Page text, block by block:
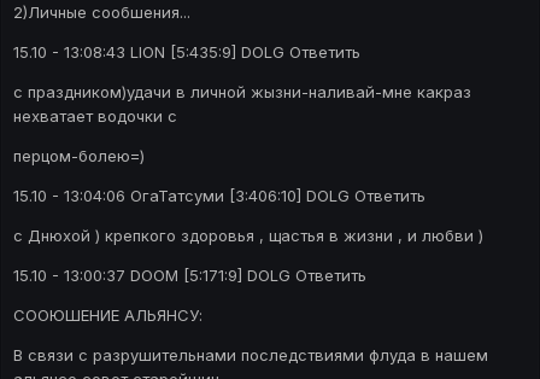
2)Личные сообшения...
15.10 - 13:08:43 LION [5:435:9] DOLG Ответить
с праздником)удачи в личной жызни-наливай-мне какраз
нехватает водочки с
перцом-болею=)
15.10 - 13:04:06 ОгаТатсуми [3:406:10] DOLG Ответить
с Днюхой ) крепкого здоровья , щастья в жизни , и любви )
15.10 - 13:00:37 DOOM [5:171:9] DOLG Ответить
CООЮШЕНИЕ АЛЬЯНСУ:
В связи с разрушительнами последствиями флуда в нашем